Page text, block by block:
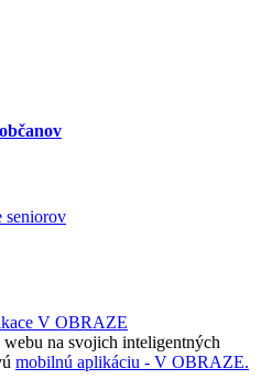
seniorov
na svojich inteligentných
mobilnú aplikáciu - V OBRAZE.